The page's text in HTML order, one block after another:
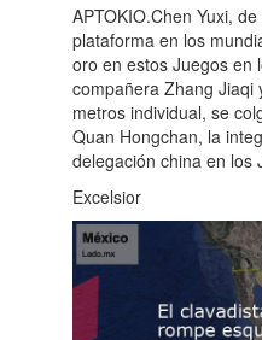
APTOKIO.Chen Yuxi,
plataforma en los
oro en estos Juegos en
compañera Zhang Jiaqi
metros individual, se
Quan Hongchan, la
delegación china en los
Excelsior